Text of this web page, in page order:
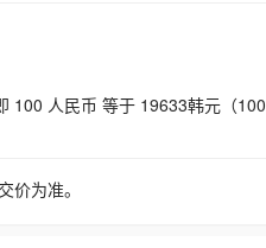
100 人民币 等于 19633韩元（
为准。